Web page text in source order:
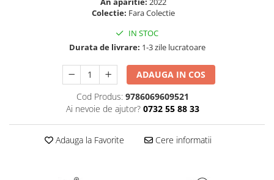
Medicina & Farmacie
Medicina Pentru Toti
Starea de bine
Terapii Alternative
Colectie: Fara Colectie
IN STOC
Durata de livrare: 1-3 zile lucratoare
ADAUGA IN COS
Cod Produs: 9786069609521
Ai nevoie de ajutor? 0732 55 88 33
Adauga la Favorite Cere informatii